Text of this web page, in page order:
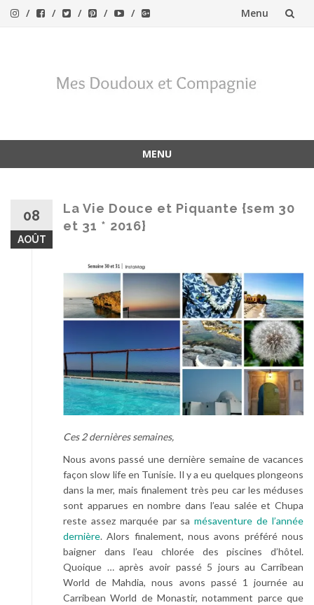
Menu
MENU
08
AOÛT
La Vie Douce et Piquante {sem 30
et 31 * 2016}
Ces 2 dernières semaines,
Nous avons passé une dernière semaine de vacances
façon slow life en Tunisie. Il y a eu quelques plongeons
dans la mer, mais finalement très peu car les méduses
sont apparues en nombre dans l’eau salée et Chupa
reste assez marquée par samésaventure de l’année
dernière. Alors finalement, nous avons préféré nous
baigner dans l’eau chlorée des piscines d’hôtel.
Quoique … après avoir passé 5 jours au Carribean
World de Mahdia, nous avons passé 1 journée au
Carribean World de Monastir, notamment parce que